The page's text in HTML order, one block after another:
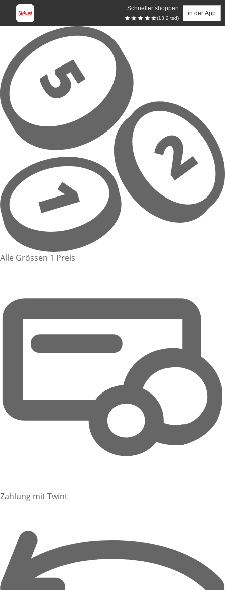
Schneller shoppen
(13.2 tsd)
in der App
Zum Hauptinhalt springen
Alle Grössen 1 Preis
Zahlung mit Twint